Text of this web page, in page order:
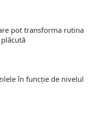
pot transforma rutina
în funcție de nivelul